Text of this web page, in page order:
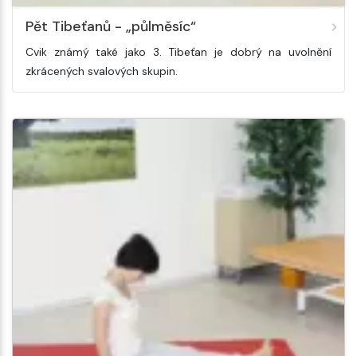
Pět Tibeťanů - „půlměsíc“
Cvik známý také jako 3. Tibeťan je dobrý na uvolnění
zkrácených svalových skupin.